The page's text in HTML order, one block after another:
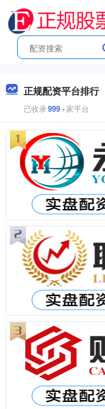
正规配资平台排行
已收录999+家平台